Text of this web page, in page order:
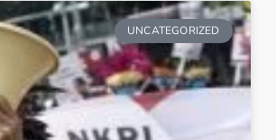
UNCATEGORIZED